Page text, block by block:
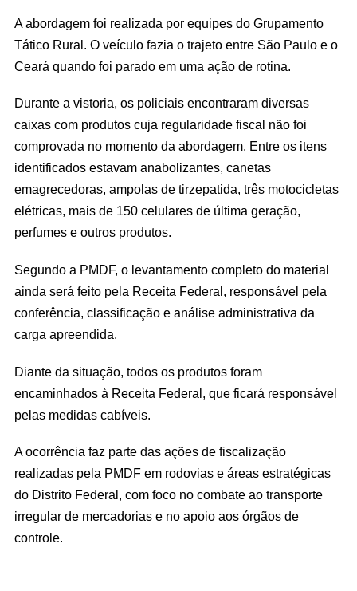
A abordagem foi realizada por equipes do Grupamento
Tático Rural. O veículo fazia o trajeto entre São Paulo e o
Ceará quando foi parado em uma ação de rotina.
Durante a vistoria, os policiais encontraram diversas
caixas com produtos cuja regularidade fiscal não foi
comprovada no momento da abordagem. Entre os itens
identificados estavam anabolizantes, canetas
emagrecedoras, ampolas de tirzepatida, três motocicletas
elétricas, mais de 150 celulares de última geração,
perfumes e outros produtos.
Segundo a PMDF, o levantamento completo do material
ainda será feito pela Receita Federal, responsável pela
conferência, classificação e análise administrativa da
carga apreendida.
Diante da situação, todos os produtos foram
encaminhados à Receita Federal, que ficará responsável
pelas medidas cabíveis.
A ocorrência faz parte das ações de fiscalização
realizadas pela PMDF em rodovias e áreas estratégicas
do Distrito Federal, com foco no combate ao transporte
irregular de mercadorias e no apoio aos órgãos de
controle.